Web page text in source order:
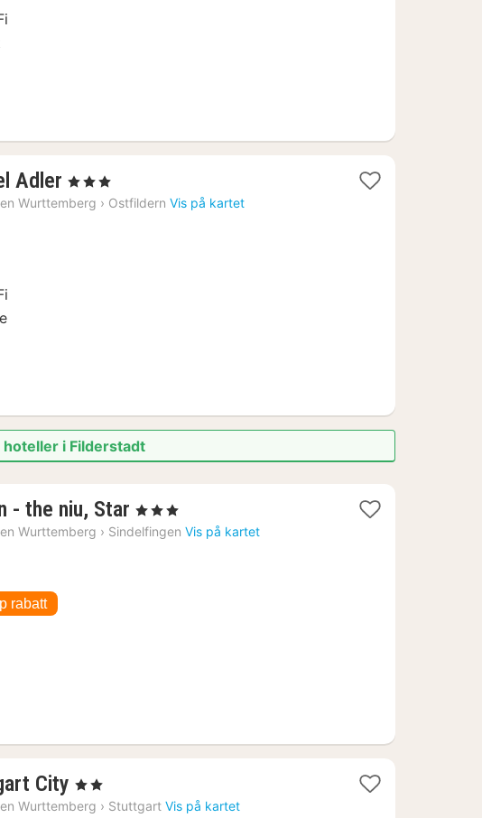
Adler 1
natt
, 3 Stjerner
Wurttemberg › Ostfildern Vis på kartet
i Filderstadt
- the niu, Star 1
natt
, 3 Stjerner
Wurttemberg › Sindelfingen Vis på kartet
rabatt
City 2
netter
, 2 Stjerner
Wurttemberg › Stuttgart Vis på kartet